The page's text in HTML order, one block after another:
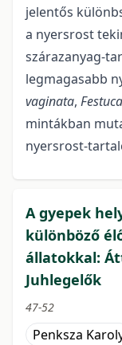
jelentős
a nyersrost
szárazanyag-
legmagasabb
vaginata,
mintákban
nyersrost-
A gyepek
különböző
állatokkal:
Juhlegelők
47-52
Penksza